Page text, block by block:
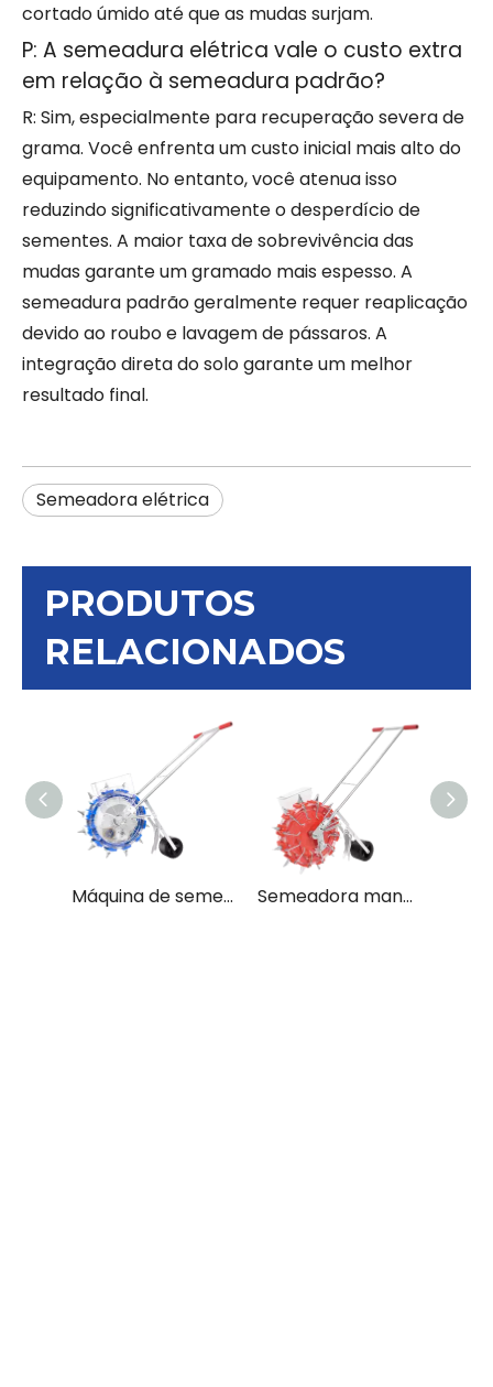
cortado úmido até que as mudas surjam.
P: A semeadura elétrica vale o custo extra
em relação à semeadura padrão?
R: Sim, especialmente para recuperação severa de
grama. Você enfrenta um custo inicial mais alto do
equipamento. No entanto, você atenua isso
reduzindo significativamente o desperdício de
sementes. A maior taxa de sobrevivência das
mudas garante um gramado mais espesso. A
semeadura padrão geralmente requer reaplicação
devido ao roubo e lavagem de pássaros. A
integração direta do solo garante um melhor
resultado final.
Semeadora elétrica
PRODUTOS
RELACIONADOS
Máquina de semeadura de sementes híbrida multifuncional 12S Tokan Yantra Semeadora manual multifuncional de aço manchado de alta qualidade 12H para trator